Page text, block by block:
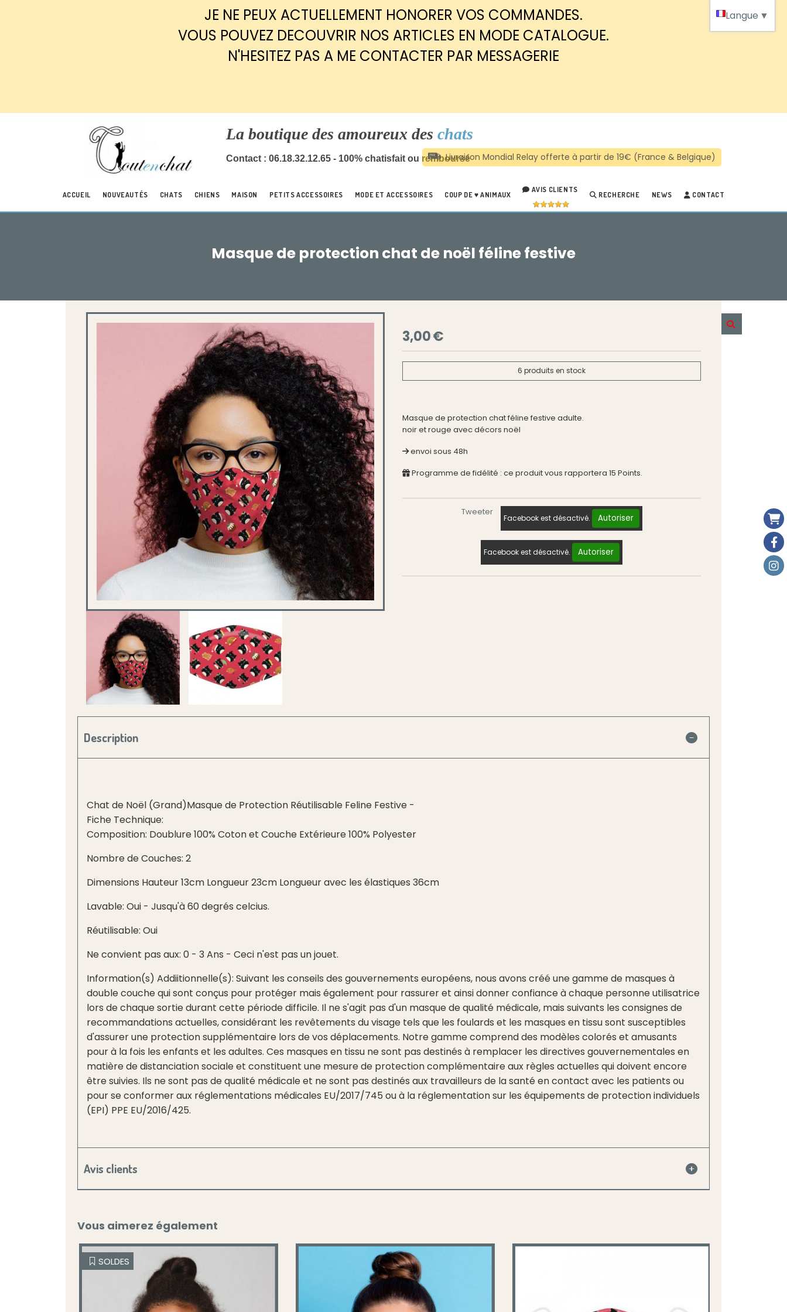
JE NE PEUX ACTUELLEMENT HONORER VOS COMMANDES.
VOUS POUVEZ DECOUVRIR NOS ARTICLES EN MODE CATALOGUE.
N'HESITEZ PAS A ME CONTACTER PAR MESSAGERIE
La boutique des amoureux des chats
Contact : 06.18.32.12.65 - 100% chatisfait ou remboursé
ACCUEIL NOUVEAUTÉS CHATS CHIENS MAISON PETITS ACCESSOIRES MODE ET ACCESSOIRES COUP DE ♥ ANIMAUX
AVIS CLIENTS
RECHERCHE NEWS CONTACT
Masque de protection chat de noël féline festive
3,00€
6 produits en stock
Masque de protection chat féline festive adulte.
noir et rouge avec décors noël
envoi sous 48h
Programme de fidélité : ce produit vous rapportera 15 Points.
Tweeter
Facebook est désactivé. Autoriser
Facebook est désactivé. Autoriser
Description
Chat de Noël (Grand)Masque de Protection Réutilisable Feline Festive -
Fiche Technique:
Composition: Doublure 100% Coton et Couche Extérieure 100% Polyester
Nombre de Couches: 2
Dimensions Hauteur 13cm Longueur 23cm Longueur avec les élastiques 36cm
Lavable: Oui - Jusqu'à 60 degrés celcius.
Réutilisable: Oui
Ne convient pas aux: 0 - 3 Ans - Ceci n'est pas un jouet.
Information(s) Addiitionnelle(s): Suivant les conseils des gouvernements européens, nous avons créé une gamme de masques à
double couche qui sont conçus pour protéger mais également pour rassurer et ainsi donner confiance à chaque personne utilisatrice
lors de chaque sortie durant cette période difficile. Il ne s'agit pas d'un masque de qualité médicale, mais suivants les consignes de
recommandations actuelles, considérant les revêtements du visage tels que les foulards et les masques en tissu sont susceptibles
d'assurer une protection supplémentaire lors de vos déplacements. Notre gamme comprend des modèles colorés et amusants
pour à la fois les enfants et les adultes. Ces masques en tissu ne sont pas destinés à remplacer les directives gouvernementales en
matière de distanciation sociale et constituent une mesure de protection complémentaire aux règles actuelles qui doivent encore
être suivies. Ils ne sont pas de qualité médicale et ne sont pas destinés aux travailleurs de la santé en contact avec les patients ou
pour se conformer aux réglementations médicales EU/2017/745 ou à la réglementation sur les équipements de protection individuels
(EPI) PPE EU/2016/425.
Avis clients
Vous aimerez également
Langue ▼